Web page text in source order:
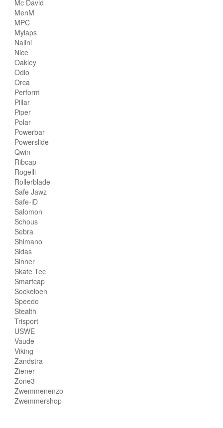
Mc David
MenM
MPC
Mylaps
Nalini
Nice
Oakley
Odlo
Orca
Perform
Pillar
Piper
Polar
Powerbar
Powerslide
Qwin
Ribcap
Rogelli
Rollerblade
Safe Jawz
Safe-iD
Salomon
Schous
Sebra
Shimano
Sidas
Sinner
Skate Tec
Smartcap
Sockeloen
Speedo
Stealth
Trisport
USWE
Vaude
Viking
Zandstra
Ziener
Zone3
Zwemmenenzo
Zwemmershop